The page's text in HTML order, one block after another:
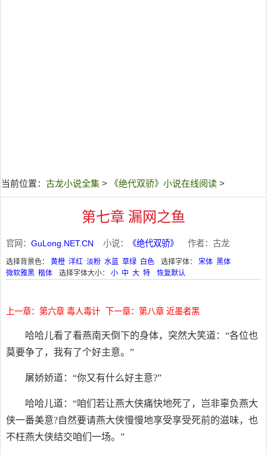
当前位置： 古龙小说全集 > 《绝代双骄》小说在线阅读 >
第七章 漏网之鱼
官网： GuLong.NET.CN 小说： 《绝代双骄》 作者：古龙
选择背景色： 黄橙 洋红 淡粉 水蓝 草绿 白色 选择字体： 宋体 黑体
微软雅黑 楷体 选择字体大小： 小 中 大 特 恢复默认
上一章：第六章 毒人毒计 下一章：第八章 近墨者黑
哈哈儿看了看燕南天倒下的身体，突然大笑道：“各位也
莫要争了，我有了个好主意。”
屠娇娇道：“你又有什么好主意?”
哈哈儿道：“咱们若让燕大侠痛快地死了，岂非辜负燕大
侠一番美意?自然要请燕大侠慢慢地享受享受死前的滋味，也
不枉燕大侠结交咱们一场。”